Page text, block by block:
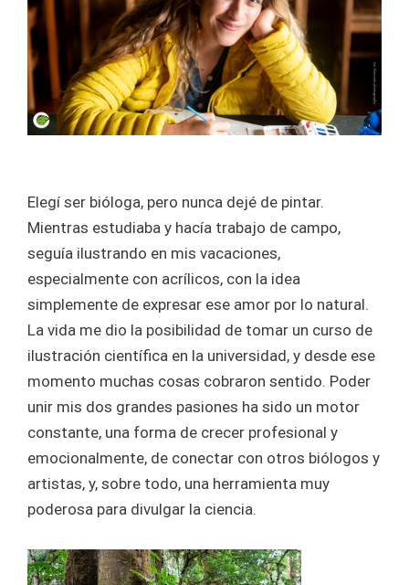
Elegí ser bióloga, pero nunca dejé de pintar.
Mientras estudiaba y hacía trabajo de campo,
seguía ilustrando en mis vacaciones,
especialmente con acrílicos, con la idea
simplemente de expresar ese amor por lo natural.
La vida me dio la posibilidad de tomar un curso de
ilustración científica en la universidad, y desde ese
momento muchas cosas cobraron sentido. Poder
unir mis dos grandes pasiones ha sido un motor
constante, una forma de crecer profesional y
emocionalmente, de conectar con otros biólogos y
artistas, y, sobre todo, una herramienta muy
poderosa para divulgar la ciencia.